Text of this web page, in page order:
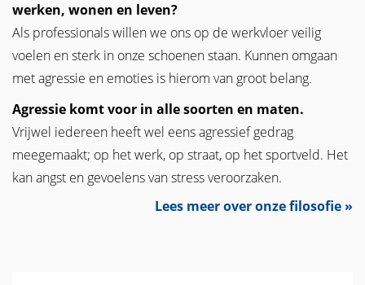
werken, wonen en leven?
Als professionals willen we ons op de werkvloer veilig
voelen en sterk in onze schoenen staan. Kunnen omgaan
met agressie en emoties is hierom van groot belang.
Agressie komt voor in alle soorten en maten.
Vrijwel iedereen heeft wel eens agressief gedrag
meegemaakt; op het werk, op straat, op het sportveld. Het
kan angst en gevoelens van stress veroorzaken.
Lees meer over onze filosofie »